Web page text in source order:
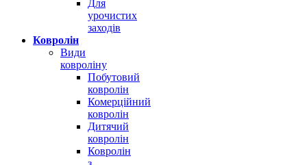
Для
урочистих
заходів
Ковролін
Види
ковроліну
Побутовий
ковролін
Комерційний
ковролін
Дитячий
ковролін
Ковролін